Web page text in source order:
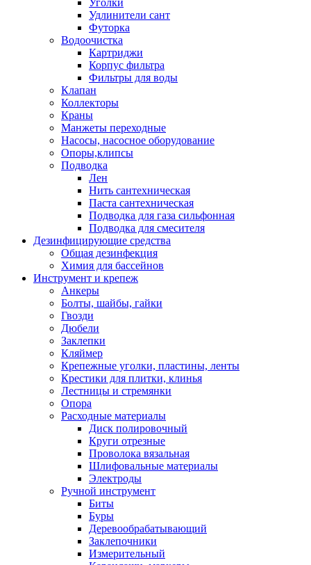
Удлинители сант
Футорка
Водоочистка
Картриджи
Корпус фильтра
Фильтры для воды
Клапан
Коллекторы
Краны
Манжеты переходные
Насосы, насосное оборудование
Опоры,клипсы
Подводка
Лен
Нить сантехническая
Паста сантехническая
Подводка для газа сильфонная
Подводка для смесителя
Дезинфицирующие средства
Общая дезинфекция
Химия для бассейнов
Инструмент и крепеж
Анкеры
Болты, шайбы, гайки
Гвозди
Дюбели
Заклепки
Кляймер
Крепежные уголки, пластины, ленты
Крестики для плитки, клинья
Лестницы и стремянки
Опора
Расходные материалы
Диск полировочный
Круги отрезные
Проволока вязальная
Шлифовальные материалы
Электроды
Ручной инструмент
Биты
Буры
Деревообрабатывающий
Заклепочники
Измерительный